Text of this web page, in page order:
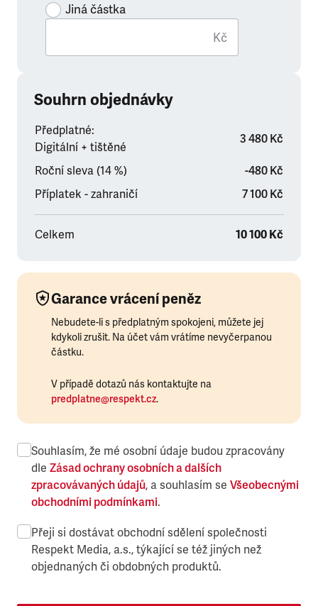
Jiná částka
Kč
Souhrn objednávky
Předplatné:
Digitální + tištěné
3 480 Kč
Roční sleva (14 %)
-480 Kč
Příplatek - zahraničí
7 100 Kč
Celkem 10 100 Kč
Garance vrácení peněz
Nebudete-li s předplatným spokojeni, můžete jej
kdykoli zrušit. Na účet vám vrátíme nevyčerpanou
částku.
V případě dotazů nás kontaktujte na
predplatne@respekt.cz.
Souhlasím, že mé osobní údaje budou zpracovány
dle Zásad ochrany osobních a dalších
zpracovávaných údajů, a souhlasím se Všeobecnými
obchodními podmínkami.
Přeji si dostávat obchodní sdělení společnosti
Respekt Media, a.s., týkající se též jiných než
objednaných či obdobných produktů.